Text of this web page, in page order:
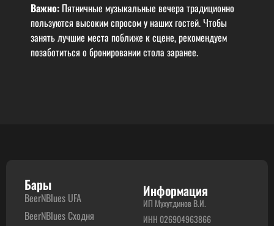
Важно: Пятничные музыкальные вечера традиционно
пользуются высоким спросом у наших гостей. Чтобы
занять лучшие места поближе к сцене, рекомендуем
позаботиться о бронировании стола заранее.
Бары
BeerNBlues UFA
BeerNBlues Сходня
Информация
ИП Мухутдинов В.И.
ИНН 026904963866